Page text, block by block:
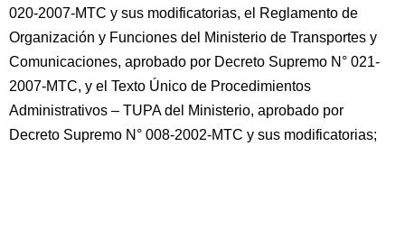
020-2007-MTC y sus modificatorias, el Reglamento de
Organización y Funciones del Ministerio de Transportes y
Comunicaciones, aprobado por Decreto Supremo N° 021-
2007-MTC, y el Texto Único de Procedimientos
Administrativos – TUPA del Ministerio, aprobado por
Decreto Supremo N° 008-2002-MTC y sus modificatorias;